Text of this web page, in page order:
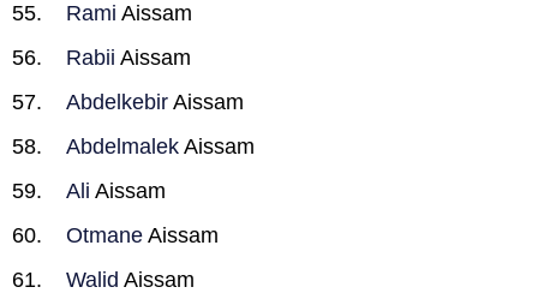
Rami Aissam
Rabii Aissam
Abdelkebir Aissam
Abdelmalek Aissam
Ali Aissam
Otmane Aissam
Walid Aissam